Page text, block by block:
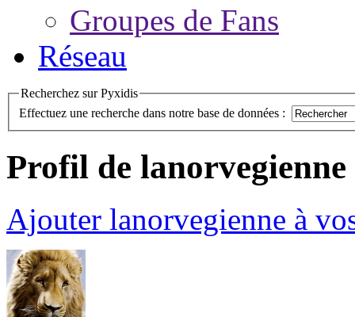
Groupes de Fans
Réseau
Recherchez sur Pyxidis
Effectuez une recherche dans notre base de données :
Profil de lanorvegienne
Ajouter lanorvegienne à